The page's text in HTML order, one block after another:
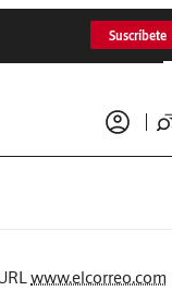
Suscríbete
www.elcorreo.com